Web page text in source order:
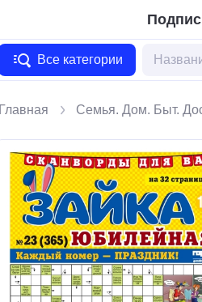
Все категории
Главная Семья. Дом. Быт.